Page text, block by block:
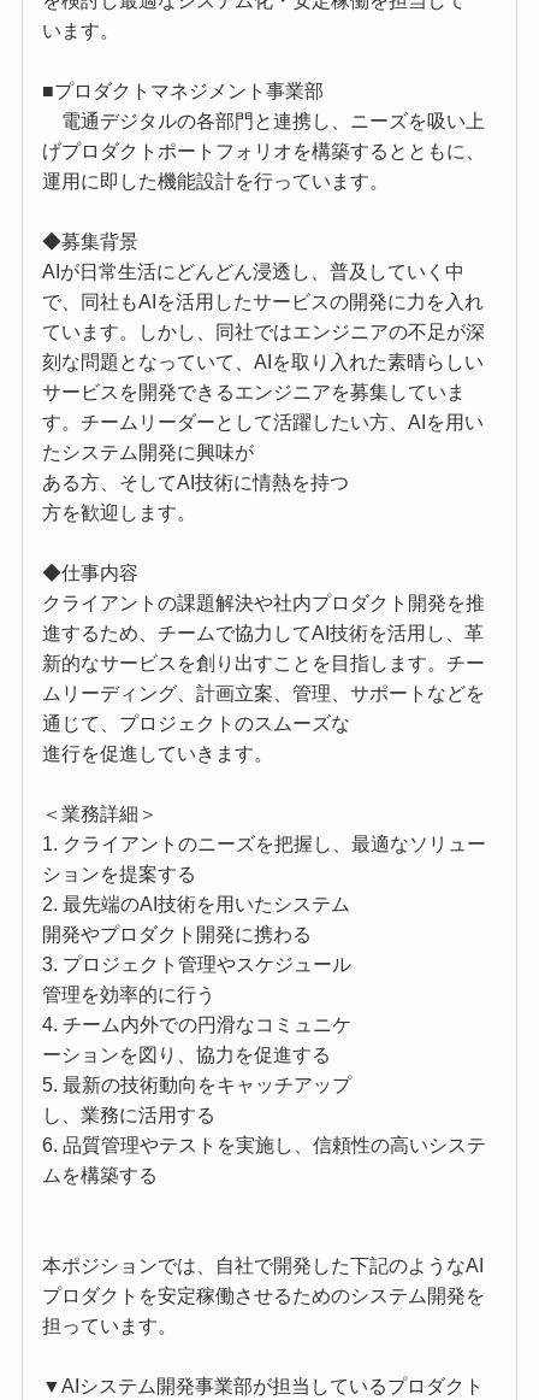
います。
■プロダクトマネジメント事業部
電通デジタルの各部門と連携し、ニーズを吸い上
げプロダクトポートフォリオを構築するとともに、
運用に即した機能設計を行っています。
◆募集背景
AIが日常生活にどんどん浸透し、普及していく中
で、同社もAIを活用したサービスの開発に力を入れ
ています。しかし、同社ではエンジニアの不足が深
刻な問題となっていて、AIを取り入れた素晴らしい
サービスを開発できるエンジニアを募集していま
す。チームリーダーとして活躍したい方、AIを用い
たシステム開発に興味が
ある方、そしてAI技術に情熱を持つ
方を歓迎します。
◆仕事内容
クライアントの課題解決や社内プロダクト開発を推
進するため、チームで協力してAI技術を活用し、革
新的なサービスを創り出すことを目指します。チー
ムリーディング、計画立案、管理、サポートなどを
通じて、プロジェクトのスムーズな
進行を促進していきます。
＜業務詳細＞
1. クライアントのニーズを把握し、最適なソリュー
ションを提案する
2. 最先端のAI技術を用いたシステム
開発やプロダクト開発に携わる
3. プロジェクト管理やスケジュール
管理を効率的に行う
4. チーム内外での円滑なコミュニケ
ーションを図り、協力を促進する
5. 最新の技術動向をキャッチアップ
し、業務に活用する
6. 品質管理やテストを実施し、信頼性の高いシステ
ムを構築する
本ポジションでは、自社で開発した下記のようなAI
プロダクトを安定稼働させるためのシステム開発を
担っています。
▼AIシステム開発事業部が担当しているプロダクト